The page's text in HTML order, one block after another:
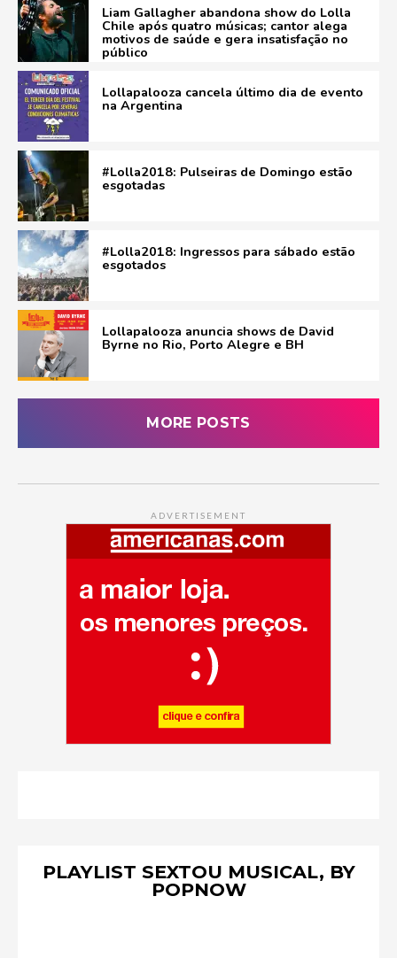
Liam Gallagher abandona show do Lolla
Chile após quatro músicas; cantor alega
motivos de saúde e gera insatisfação no
público
Lollapalooza cancela último dia de evento
na Argentina
#Lolla2018: Pulseiras de Domingo estão
esgotadas
#Lolla2018: Ingressos para sábado estão
esgotados
Lollapalooza anuncia shows de David
Byrne no Rio, Porto Alegre e BH
MORE POSTS
ADVERTISEMENT
PLAYLIST SEXTOU MUSICAL, BY
POPNOW